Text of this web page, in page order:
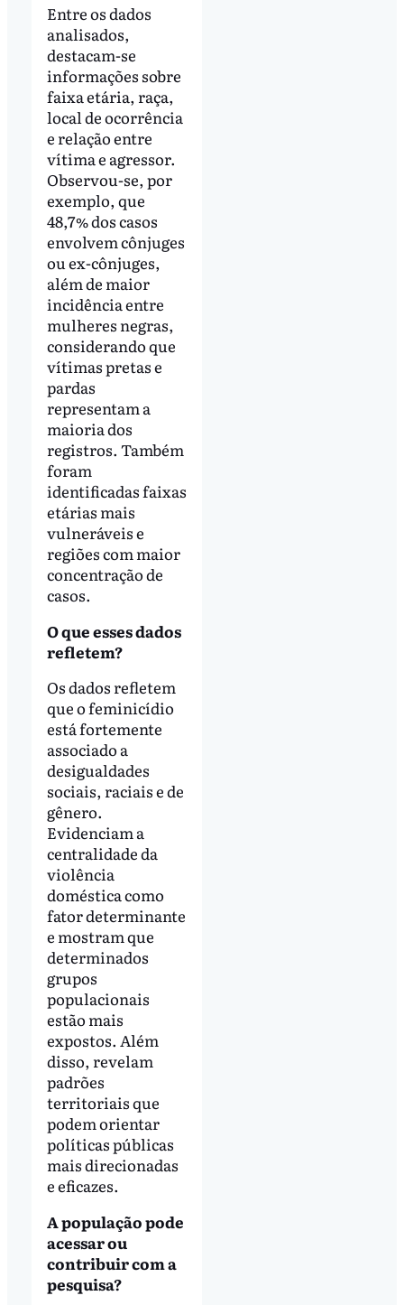
Entre os dados
analisados,
destacam-se
informações sobre
faixa etária, raça,
local de ocorrência
e relação entre
vítima e agressor.
Observou-se, por
exemplo, que
48,7% dos casos
envolvem cônjuges
ou ex-cônjuges,
além de maior
incidência entre
mulheres negras,
considerando que
vítimas pretas e
pardas
representam a
maioria dos
registros. Também
foram
identificadas faixas
etárias mais
vulneráveis e
regiões com maior
concentração de
casos.
O que esses dados
refletem?
Os dados refletem
que o feminicídio
está fortemente
associado a
desigualdades
sociais, raciais e de
gênero.
Evidenciam a
centralidade da
violência
doméstica como
fator determinante
e mostram que
determinados
grupos
populacionais
estão mais
expostos. Além
disso, revelam
padrões
territoriais que
podem orientar
políticas públicas
mais direcionadas
e eficazes.
A população pode
acessar ou
contribuir com a
pesquisa?